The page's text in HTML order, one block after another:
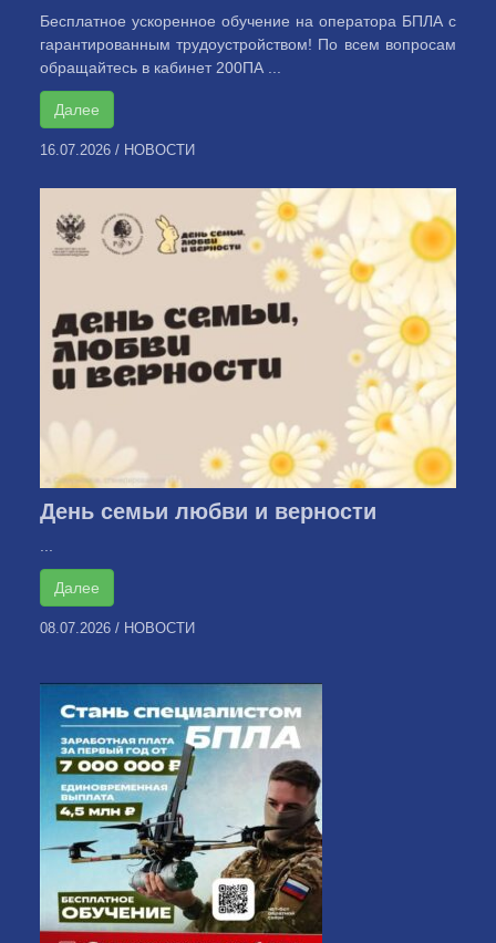
Бесплатное ускоренное обучение на оператора БПЛА с
гарантированным трудоустройством! По всем вопросам
обращайтесь в кабинет 200ПА ...
Далее
16.07.2026 / НОВОСТИ
День семьи любви и верности
Далее
08.07.2026 / НОВОСТИ